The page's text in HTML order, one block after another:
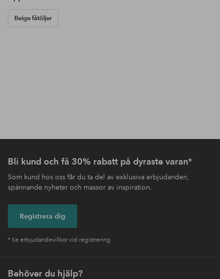
Beige fåtöljer
Bli kund och få 30% rabatt på dyraste varan*
Som kund hos oss får du ta del av exklusiva erbjudanden,
spännande nyheter och massor av inspiration.
Registrera dig
* Se erbjudandevillkor vid registrering
Behöver du hjälp?